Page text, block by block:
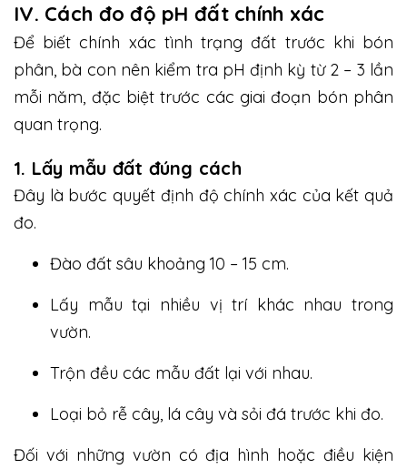
IV. Cách đo độ pH đất chính xác
Để biết chính xác tình trạng đất trước khi bón
phân, bà con nên kiểm tra pH định kỳ từ 2 – 3 lần
mỗi năm, đặc biệt trước các giai đoạn bón phân
quan trọng.
1. Lấy mẫu đất đúng cách
Đây là bước quyết định độ chính xác của kết quả
đo.
Đào đất sâu khoảng 10 – 15 cm.
Lấy mẫu tại nhiều vị trí khác nhau trong
vườn.
Trộn đều các mẫu đất lại với nhau.
Loại bỏ rễ cây, lá cây và sỏi đá trước khi đo.
Đối với những vườn có địa hình hoặc điều kiện